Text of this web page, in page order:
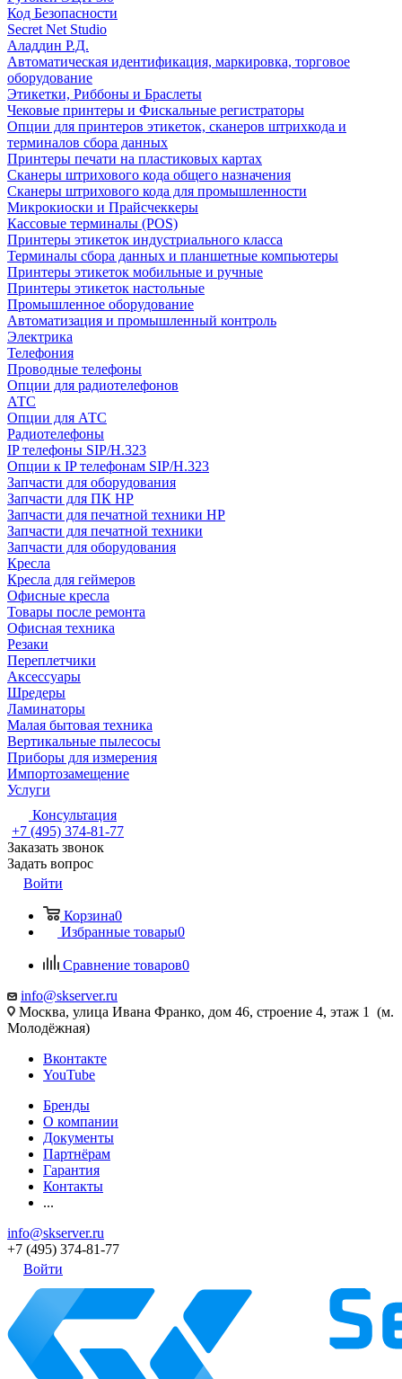
Код Безопасности
Secret Net Studio
Аладдин Р.Д.
Автоматическая идентификация, маркировка, торговое
оборудование
Этикетки, Риббоны и Браслеты
Чековые принтеры и Фискальные регистраторы
Опции для принтеров этикеток, сканеров штрихкода и
терминалов сбора данных
Принтеры печати на пластиковых картах
Сканеры штрихового кода общего назначения
Сканеры штрихового кода для промышленности
Микрокиоски и Прайсчеккеры
Кассовые терминалы (POS)
Принтеры этикеток индустриального класса
Терминалы сбора данных и планшетные компьютеры
Принтеры этикеток мобильные и ручные
Принтеры этикеток настольные
Промышленное оборудование
Автоматизация и промышленный контроль
Электрика
Телефония
Проводные телефоны
Опции для радиотелефонов
АТС
Опции для АТС
Радиотелефоны
IP телефоны SIP/H.323
Опции к IP телефонам SIP/H.323
Запчасти для оборудования
Запчасти для ПК HP
Запчасти для печатной техники HP
Запчасти для печатной техники
Запчасти для оборудования
Кресла
Кресла для геймеров
Офисные кресла
Товары после ремонта
Офисная техника
Резаки
Переплетчики
Аксессуары
Шредеры
Ламинаторы
Малая бытовая техника
Вертикальные пылесосы
Приборы для измерения
Импортозамещение
Услуги
Консультация
+7 (495) 374-81-77
Заказать звонок
Задать вопрос
Войти
Корзина0
Избранные товары0
Сравнение товаров0
info@skserver.ru
Москва, улица Ивана Франко, дом 46, строение 4, этаж 1 (м.
Молодёжная)
Вконтакте
YouTube
Бренды
О компании
Документы
Партнёрам
Гарантия
Контакты
...
info@skserver.ru
+7 (495) 374-81-77
Войти